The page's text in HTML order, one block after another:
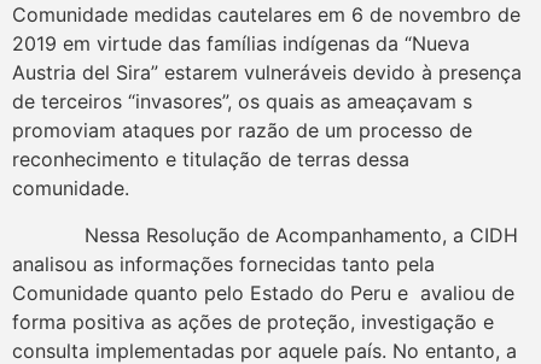
Comunidade medidas cautelares em 6 de novembro de
2019 em virtude das famílias indígenas da “Nueva
Austria del Sira” estarem vulneráveis devido à presença
de terceiros “invasores”, os quais as ameaçavam s
promoviam ataques por razão de um processo de
reconhecimento e titulação de terras dessa
comunidade.
Nessa Resolução de Acompanhamento, a CIDH
analisou as informações fornecidas tanto pela
Comunidade quanto pelo Estado do Peru e avaliou de
forma positiva as ações de proteção, investigação e
consulta implementadas por aquele país. No entanto, a